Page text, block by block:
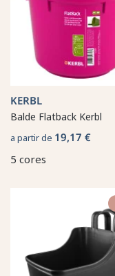
KERBL
Balde Flatback Kerbl
a partir de 19,17 €
5 cores